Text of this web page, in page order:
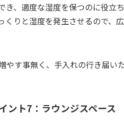
、適度な湿度を保つのに役立
くりと湿度を発生させるので、
やす事無く、手入れの行き届い
ント7：ラウンジスペース